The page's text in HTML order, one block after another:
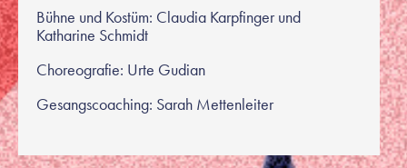
Bühne und Kostüm: Claudia Karpfinger und
Katharine Schmidt
Choreografie: Urte Gudian
Gesangscoaching: Sarah Mettenleiter